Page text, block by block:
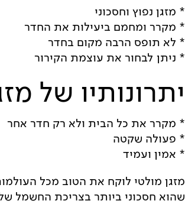
* מזגן נפוץ וחסכוני
* מקרר ומחמם ביעילות את החדר
* לא תופס הרבה מקום בחדר
* ניתן לבחור את עוצמת הקירור
יתרונותיו של
* מקרר את כל הבית ולא רק חדר אחר
* פעולה שקטה
* אמין ועמיד
מזגן מולטי לוקח את הטוב מכל